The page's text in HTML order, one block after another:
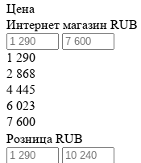
Цена
Интернет магазин RUB
1 290
2 868
4 445
6 023
7 600
Розница RUB